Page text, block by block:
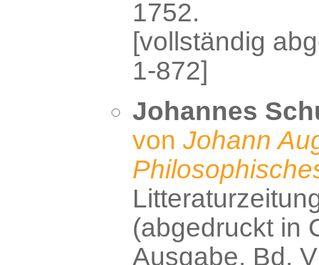
1752.
[vollständig
1-872]
Johannes
von Johann
(abgedruckt in
Ausgabe, Bd.